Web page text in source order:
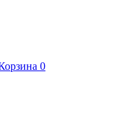
0